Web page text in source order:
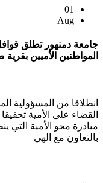
01
Aug
جامعة دمنهور تطلق
المواطنين الأميين بقرية
انطلاقا من المسؤولية
القضاء على الأمية
مبادرة محو الأمية التي
بالتعاون مع الهي